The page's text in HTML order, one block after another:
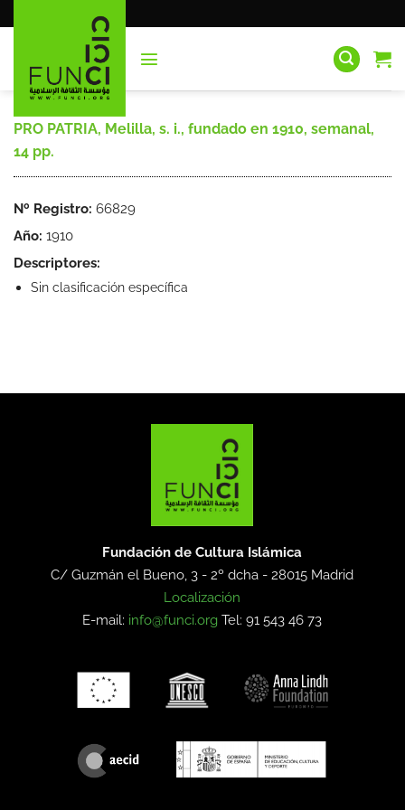
al
PRO PATRIA, Melilla, s. i., fundado en 1910, semanal,
14 pp.
Nº Registro: 66829
Año: 1910
Descriptores:
Sin clasificación específica
Fundación de Cultura Islámica
C/ Guzmán el Bueno, 3 - 2º dcha -28015 Madrid
Localización
E-mail: info@funci.org Tel: 91 543 46 73